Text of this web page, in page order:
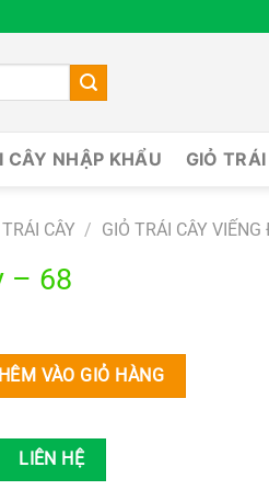
CÂY NHẬP KHẨU GIỎ
CÂY / GIỎ TRÁI CÂY
– 68
VÀO GIỎ HÀNG
LIÊN HỆ